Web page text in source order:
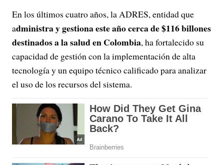
En los últimos cuatro años, la ADRES, entidad que
administra y gestiona este año cerca de $116 billones
destinados a la salud en Colombia, ha fortalecido su
capacidad de gestión con la implementación de alta
tecnología y un equipo técnico calificado para analizar
el uso de los recursos del sistema.